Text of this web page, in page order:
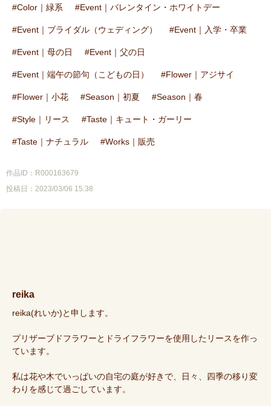
Color｜緑系 Event｜バレンタイン・ホワイトデー
Event｜ブライダル（ウェディング） Event｜入学・卒業
Event｜母の日 Event｜父の日
Event｜端午の節句（こどもの日） Flower｜アジサイ
Flower｜小花 Season｜初夏 Season｜春
Style｜リース Taste｜キュート・ガーリー
Taste｜ナチュラル Works｜販売
作品ID：R000163679
投稿日：2023/03/06 15:38
reika
reika(れいか)と申します。
プリザーブドフラワーとドライフラワーを使用したリースを作っ
ています。
私は花や木でいっぱいの自宅の庭が好きで、日々、四季の移り変
わりを感じて過ごしています。